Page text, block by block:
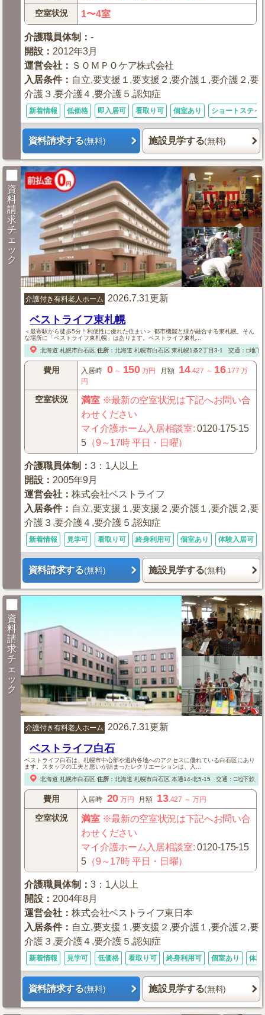
空室状況 1〜4室
介護職員体制 ：-
開設 ： 2012年3月
運営会社 ： ＳＯＭＰＯケア株式会社
入居条件： 自立,要支援１,要支援２,要介護１,要介護２,要
介護３,要介護４,要介護５,認知症
新着情報 低価格 即入居可 看取り可 個室あり ショートステイ
資料請求する(無料) 施設見学する(無料)
資
料
請
求
チ
ェ
ッ
ク
介護付き有料老人ホーム 2026.7.31更新
ベストライフ東札幌
＜最寄駅から徒歩5分！利便性に優れた住まい＞ 都市機能と緑が融合する東札幌。そん
な場所に「ベストライフ東札幌」はあります。ベストライフ東札...
北海道 札幌市白石区 住所： 北海道 札幌市白石区東札幌1条2丁目3-1 交通：□地下
費用 入居時 0～ 150 万円 月額 14.427 ～ 16.177 万
円
空室状況 満室※最新の空室状況は下記へお問い合
わせください
マイ介護ホーム入居相談室:0120-175-15
5 （9～17時 平日・日曜）
介護職員体制 ：3：1人以上
開設 ： 2005年9月
運営会社 ：株式会社ベストライフ
入居条件： 自立,要支援１,要支援２,要介護１,要介護２,要
介護３,要介護４,要介護５,認知症
新着情報 見学可 看取り可 終身利用可 個室あり 体験入居可
資料請求する(無料) 施設見学する(無料)
資
料
請
求
チ
ェ
ッ
ク
介護付き有料老人ホーム 2026.7.31更新
ベストライフ白石
ベストライフ白石は、札幌市中心部や道内各地へのアクセスに優れている白石区にあり
ます。スタッフの工夫と思いが詰まったレクリエーションは、入...
北海道 札幌市白石区 住所： 北海道 札幌市白石区本通14-北5-15 交通：□地下鉄「
費用 入居時 20 万円 月額 13.427 ～万円
空室状況 満室※最新の空室状況は下記へお問い合
わせください
マイ介護ホーム入居相談室:0120-175-15
5 （9～17時 平日・日曜）
介護職員体制 ：3：1人以上
開設 ： 2004年8月
運営会社 ：株式会社ベストライフ東日本
入居条件： 自立,要支援１,要支援２,要介護１,要介護２,要
介護３,要介護４,要介護５,認知症
新着情報 見学可 低価格 看取り可 終身利用可 個室あり 体験
資料請求する(無料) 施設見学する(無料)